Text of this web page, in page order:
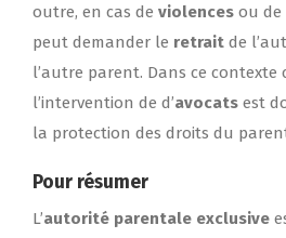
outre, en cas de violences ou de
peut demander le retrait de
l’autre parent. Dans ce contexte
l’intervention de d’avocats est
la protection des droits du
Pour résumer
L’autorité parentale exclusive